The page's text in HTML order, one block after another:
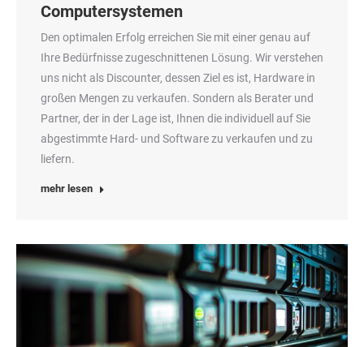
Computersystemen
Den opti­ma­len Erfolg errei­chen Sie mit einer genau auf
Ihre Bedürf­nis­se zuge­schnit­te­nen Lösung. Wir ver­ste­hen
uns nicht als Dis­coun­ter, des­sen Ziel es ist, Hard­ware in
gro­ßen Men­gen zu ver­kau­fen. Son­dern als Bera­ter und
Part­ner, der in der Lage ist, Ihnen die indi­vi­du­ell auf Sie
abge­stimm­te Hard- und Soft­ware zu ver­kau­fen und zu
liefern.
mehr lesen